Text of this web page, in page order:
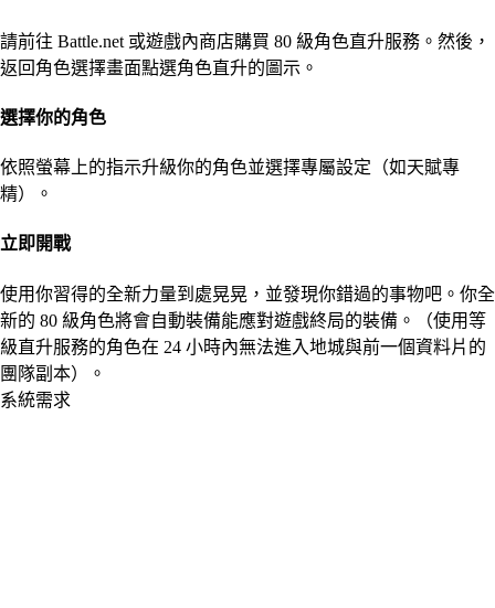
請前往 Battle.net 或遊戲內商店購買 80 級角色直升服務。然後，
返回角色選擇畫面點選角色直升的圖示。
選擇你的角色
依照螢幕上的指示升級你的角色並選擇專屬設定（如天賦專
精）。
立即開戰
使用你習得的全新力量到處晃晃，並發現你錯過的事物吧。你全
新的 80 級角色將會自動裝備能應對遊戲終局的裝備。（使用等
級直升服務的角色在 24 小時內無法進入地城與前一個資料片的
團隊副本）。
系統需求